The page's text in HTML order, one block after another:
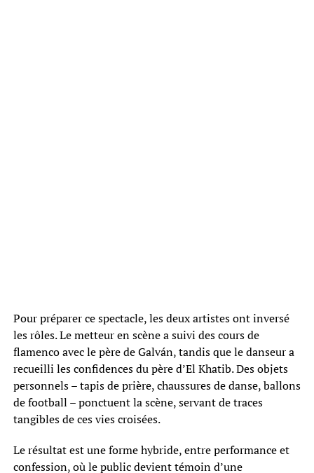
Pour préparer ce spectacle, les deux artistes ont inversé
les rôles. Le metteur en scène a suivi des cours de
flamenco avec le père de Galván, tandis que le danseur a
recueilli les confidences du père d’El Khatib. Des objets
personnels – tapis de prière, chaussures de danse, ballons
de football – ponctuent la scène, servant de traces
tangibles de ces vies croisées.
Le résultat est une forme hybride, entre performance et
confession, où le public devient témoin d’une